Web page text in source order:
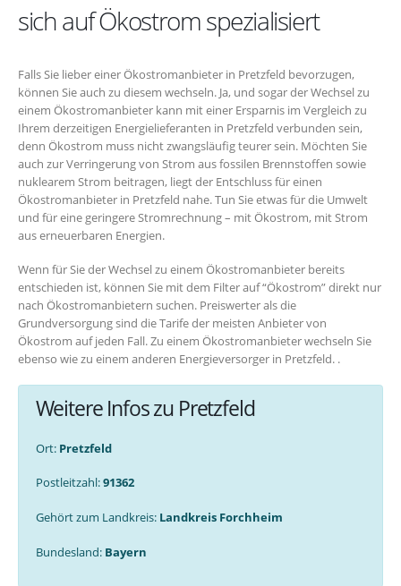
sich auf Ökostrom spezialisiert
Falls Sie lieber einer Ökostromanbieter in Pretzfeld bevorzugen,
können Sie auch zu diesem wechseln. Ja, und sogar der Wechsel zu
einem Ökostromanbieter kann mit einer Ersparnis im Vergleich zu
Ihrem derzeitigen Energielieferanten in Pretzfeld verbunden sein,
denn Ökostrom muss nicht zwangsläufig teurer sein. Möchten Sie
auch zur Verringerung von Strom aus fossilen Brennstoffen sowie
nuklearem Strom beitragen, liegt der Entschluss für einen
Ökostromanbieter in Pretzfeld nahe. Tun Sie etwas für die Umwelt
und für eine geringere Stromrechnung – mit Ökostrom, mit Strom
aus erneuerbaren Energien.
Wenn für Sie der Wechsel zu einem Ökostromanbieter bereits
entschieden ist, können Sie mit dem Filter auf “Ökostrom” direkt nur
nach Ökostromanbietern suchen. Preiswerter als die
Grundversorgung sind die Tarife der meisten Anbieter von
Ökostrom auf jeden Fall. Zu einem Ökostromanbieter wechseln Sie
ebenso wie zu einem anderen Energieversorger in Pretzfeld. .
Weitere Infos zu Pretzfeld
Ort: Pretzfeld
Postleitzahl:91362
Gehört zum Landkreis: Landkreis Forchheim
Bundesland: Bayern